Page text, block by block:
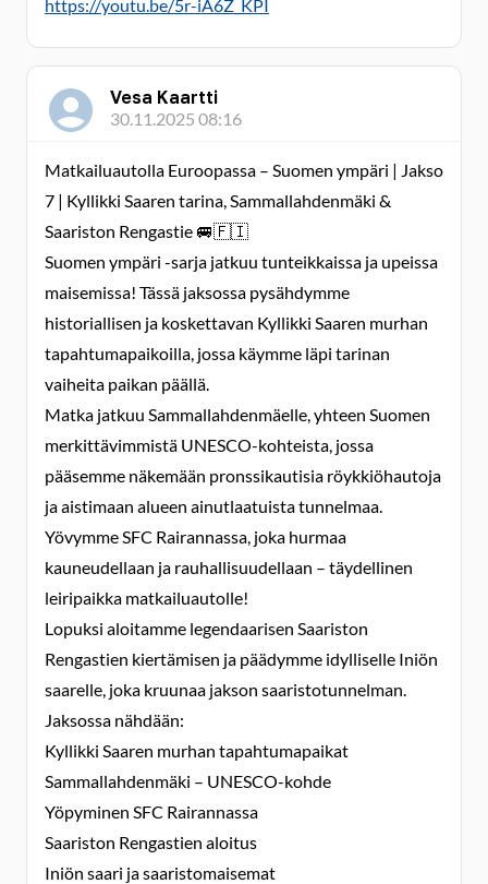
https://youtu.be/5r-iA6Z_KPI
Vesa Kaartti
30.11.2025 08:16
Matkailuautolla Euroopassa – Suomen ympäri | Jakso
7 | Kyllikki Saaren tarina, Sammallahdenmäki &
Saariston Rengastie 🚐🇫🇮
Suomen ympäri -sarja jatkuu tunteikkaissa ja upeissa
maisemissa! Tässä jaksossa pysähdymme
historiallisen ja koskettavan Kyllikki Saaren murhan
tapahtumapaikoilla, jossa käymme läpi tarinan
vaiheita paikan päällä.
Matka jatkuu Sammallahdenmäelle, yhteen Suomen
merkittävimmistä UNESCO-kohteista, jossa
pääsemme näkemään pronssikautisia röykkiöhautoja
ja aistimaan alueen ainutlaatuista tunnelmaa.
Yövymme SFC Rairannassa, joka hurmaa
kauneudellaan ja rauhallisuudellaan – täydellinen
leiripaikka matkailuautolle!
Lopuksi aloitamme legendaarisen Saariston
Rengastien kiertämisen ja päädymme idylliselle Iniön
saarelle, joka kruunaa jakson saaristotunnelman.
Jaksossa nähdään:
Kyllikki Saaren murhan tapahtumapaikat
Sammallahdenmäki – UNESCO-kohde
Yöpyminen SFC Rairannassa
Saariston Rengastien aloitus
Iniön saari ja saaristomaisemat